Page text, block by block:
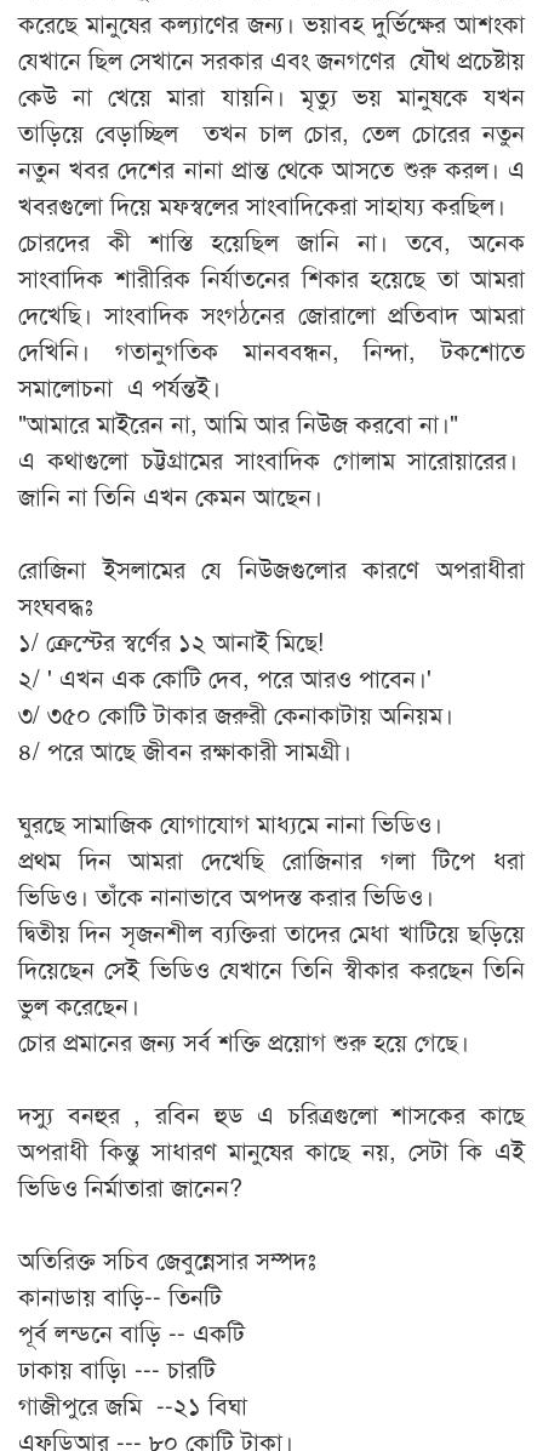
করেছে মানুষের কল্যাণের জন্য। ভয়াবহ দুর্ভিক্ষের আশংকা
যেখানে ছিল সেখানে সরকার এবং জনগণের যৌথ প্রচেষ্টায়
কেউ না খেয়ে মারা যায়নি। মৃত্যু ভয় মানুষকে যখন
তাড়িয়ে বেড়াচ্ছিল তখন চাল চোর, তেল চোরের নতুন
নতুন খবর দেশের নানা প্রান্ত থেকে আসতে শুরু করল। এ
খবরগুলো দিয়ে মফস্বলের সাংবাদিকেরা সাহায্য করছিল।
চোরদের কী শাস্তি হয়েছিল জানি না। তবে, অনেক
সাংবাদিক শারীরিক নির্যাতনের শিকার হয়েছে তা আমরা
দেখেছি। সাংবাদিক সংগঠনের জোরালো প্রতিবাদ আমরা
দেখিনি। গতানুগতিক মানববন্ধন, নিন্দা, টকশোতে
সমালোচনা এ পর্যন্তই।
"আমারে মাইরেন না, আমি আর নিউজ করবো না।"
এ কথাগুলো চট্টগ্রামের সাংবাদিক গোলাম সারোয়ারের।
জানি না তিনি এখন কেমন আছেন।
রোজিনা ইসলামের যে নিউজগুলোর কারণে অপরাধীরা
সংঘবদ্ধঃ
১/ ক্রেস্টের স্বর্ণের ১২ আনাই মিছে!
২/ ' এখন এক কোটি দেব, পরে আরও পাবেন।'
৩/ ৩৫০ কোটি টাকার জরুরী কেনাকাটায় অনিয়ম।
৪/ পরে আছে জীবন রক্ষাকারী সামগ্রী।
ঘুরছে সামাজিক যোগাযোগ মাধ্যমে নানা ভিডিও।
প্রথম দিন আমরা দেখেছি রোজিনার গলা টিপে ধরা
ভিডিও। তাঁকে নানাভাবে অপদস্ত করার ভিডিও।
দ্বিতীয় দিন সৃজনশীল ব্যক্তিরা তাদের মেধা খাটিয়ে ছড়িয়ে
দিয়েছেন সেই ভিডিও যেখানে তিনি স্বীকার করছেন তিনি
ভুল করেছেন।
চোর প্রমানের জন্য সর্ব শক্তি প্রয়োগ শুরু হয়ে গেছে।
দস্যু বনহুর , রবিন হুড এ চরিত্রগুলো শাসকের কাছে
অপরাধী কিন্তু সাধারণ মানুষের কাছে নয়, সেটা কি এই
ভিডিও নির্মাতারা জানেন?
অতিরিক্ত সচিব জেবুন্নেসার সম্পদঃ
কানাডায় বাড়ি-- তিনটি
পূর্ব লন্ডনে বাড়ি -- একটি
ঢাকায় বাড়ি৷ --- চারটি
গাজীপুরে জমি --২১ বিঘা
এফডিআর --- ৮০ কোটি টাকা।